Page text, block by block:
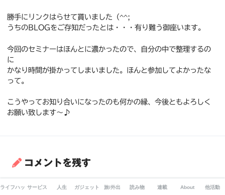
勝手にリンクはらせて貰いました（^^;
うちのBLOGをご存知だったとは・・・有り難う御座います。
今回のセミナーはほんとに濃かったので、自分の中で整理するの
に
かなり時間が掛かってしまいました。ほんと参加してよかったな
って。
こうやってお知り合いになったのも何かの縁、今後ともよろしく
お願い致します〜♪
コメントを残す
メールアドレスが公開されることはありません。 が付いて
ライフハックサービス 人生 ガジェット 旅/外出 読み物 連載 About 他活動